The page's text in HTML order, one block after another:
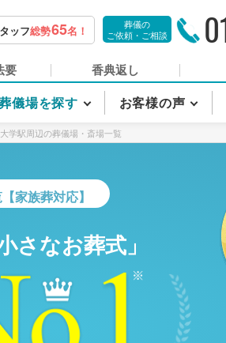
ッフ総勢65名！
葬儀の
ご依頼・ご相談
要 香典返し
儀場を探す お客様の声
学駅周辺の葬儀場・斎場一覧
家族葬対応】
さなお葬式」